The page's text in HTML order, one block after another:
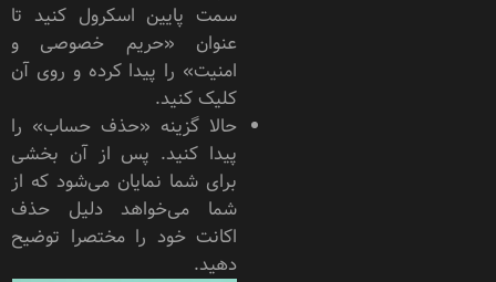
سمت پایین اسکرول کنید تا
عنوان «حریم خصوصی و
امنیت» را پیدا کرده و روی آن
کلیک کنید.
حالا گزینه «حذف حساب» را
پیدا کنید. پس از آن بخشی
برای شما نمایان می‌شود که از
شما می‌خواهد دلیل حذف
اکانت خود را مختصرا توضیح
دهید.